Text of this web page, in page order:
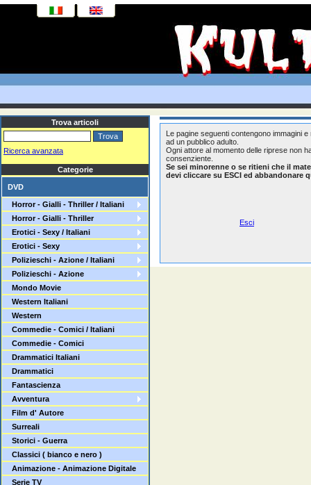
Trova articoli
Ricerca avanzata
Categorie
DVD
Horror - Gialli - Thriller / Italiani
Horror - Gialli - Thriller
Erotici - Sexy / Italiani
Erotici - Sexy
Polizieschi - Azione / Italiani
Polizieschi - Azione
Mondo Movie
Western Italiani
Western
Commedie - Comici / Italiani
Commedie - Comici
Drammatici Italiani
Drammatici
Fantascienza
Avventura
Film d' Autore
Surreali
Storici - Guerra
Classici ( bianco e nero )
Animazione - Animazione Digitale
Serie TV
Le pagine seguenti contengono immagini
ad un pubblico adulto.
Ogni attore al momento delle riprese non
consenziente.
Se sei minorenne o se ritieni che il
devi cliccare su ESCI ed abbandonare
Esci